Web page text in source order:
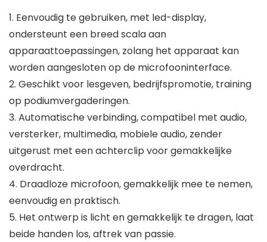
1. Eenvoudig te gebruiken, met led-display,
ondersteunt een breed scala aan
apparaattoepassingen, zolang het apparaat kan
worden aangesloten op de microfooninterface.
2. Geschikt voor lesgeven, bedrijfspromotie, training
op podiumvergaderingen.
3. Automatische verbinding, compatibel met audio,
versterker, multimedia, mobiele audio, zender
uitgerust met een achterclip voor gemakkelijke
overdracht.
4. Draadloze microfoon, gemakkelijk mee te nemen,
eenvoudig en praktisch.
5. Het ontwerp is licht en gemakkelijk te dragen, laat
beide handen los, aftrek van passie.